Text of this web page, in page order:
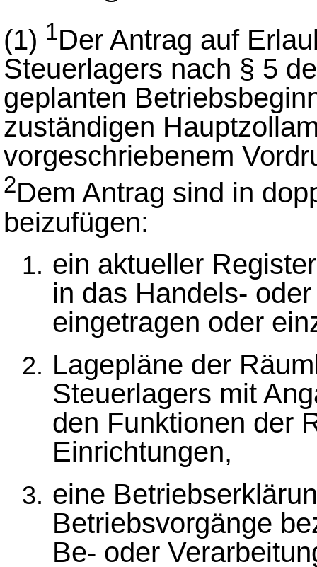
(1) 1Der Antrag auf
Steuerlagers nach § 5
geplanten
zuständigen
vorgeschriebenem
2Dem Antrag sind in
beizufügen:
ein aktueller
in das Handels-
eingetragen oder
Lagepläne der
Steuerlagers mit
den Funktionen der
Einrichtungen,
eine
Betriebsvorgänge
Be- oder